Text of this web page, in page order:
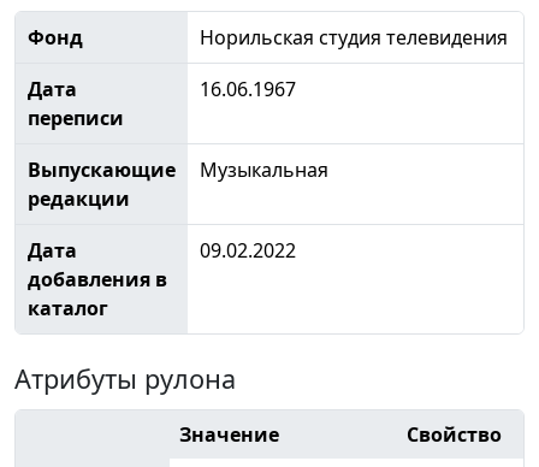
Фонд
Норильская студия телевидения
Дата
переписи
16.06.1967
Выпускающие
редакции
Музыкальная
Дата
добавления в
каталог
09.02.2022
Атрибуты рулона
Значение
Свойство